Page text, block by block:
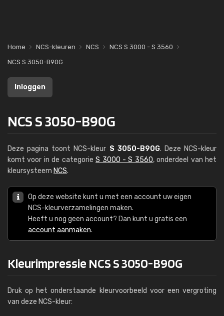
Home NCS-kleuren NCS
NCS S 3000 - S 3560
NCS S 3050-B90G
Inloggen
NCS S 3050-B90G
Deze pagina toont NCS-kleur S 3050-B90G. Deze NCS-kleur
komt voor in de categorieS 3000 - S 3560, onderdeel van het
kleursysteem NCS.
Op deze website kunt u met een account uw eigen
NCS-kleurverzamelingen maken.
Heeft u nog geen account? Dan kunt u gratis een
account aanmaken.
Kleurimpressie NCS S 3050-B90G
Druk op het onderstaande kleurvoorbeeld voor een vergroting
van deze NCS-kleur: